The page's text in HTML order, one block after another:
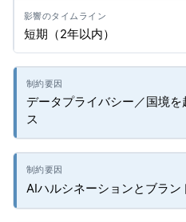
短期（2年以内）
データプライバシー／国境
ス
AIハルシネーションとブラン